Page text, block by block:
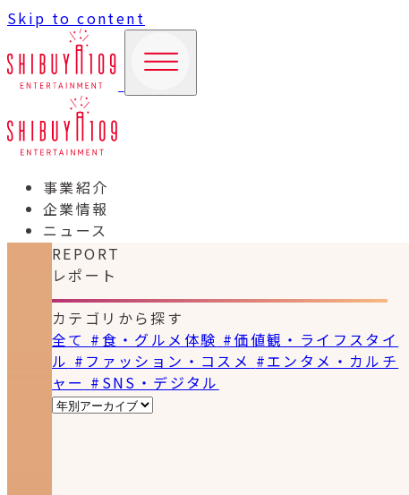
Skip to content
事業紹介
企業情報
ニュース
REPORT
レポート
カテゴリから探す
全て #食・グルメ体験 #価値観・ライフスタイ
ル #ファッション・コスメ #エンタメ・カルチ
ャー #SNS・デジタル